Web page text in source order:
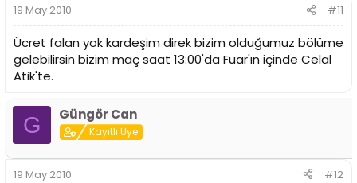
19 May 2010 #11
Ücret falan yok kardeşim direk bizim olduğumuz bölüme
gelebilirsin bizim maç saat 13:00'da Fuar'ın içinde Celal
Atik'te.
G Güngör Can
Kayıtlı Üye
19 May 2010 #12